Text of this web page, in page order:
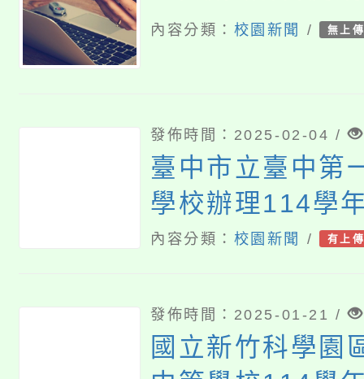
內容分類： 校園新聞 / 無上
發佈時間：2025-02-04 /
臺中市立臺中第
學校辦理114學
甄選入學招生說
內容分類： 校園新聞 / 有上
發佈時間：2025-01-21 /
國立新竹科學園